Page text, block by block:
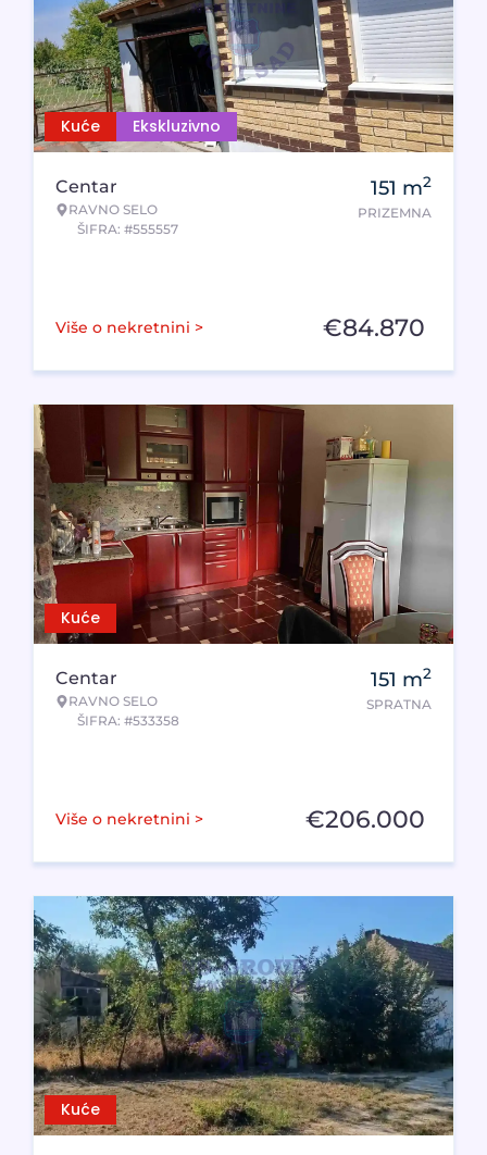
Kuće Ekskluzivno
Centar
RAVNO SELO
ŠIFRA: #555557
151 m2
PRIZEMNA
Više o nekretnini > €84.870
Kuće
Centar
RAVNO SELO
ŠIFRA: #533358
151 m2
SPRATNA
Više o nekretnini > €206.000
Kuće